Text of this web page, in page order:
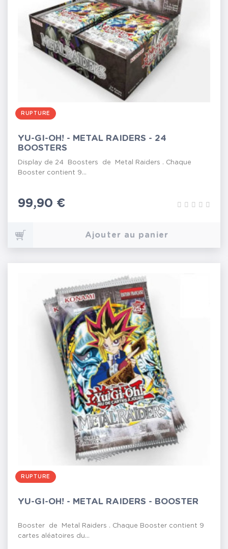
RUPTURE
YU-GI-OH! - METAL RAIDERS - 24
BOOSTERS
Display de 24 Boosters de Metal Raiders . Chaque
Booster contient 9...
Prix
99,90 €
Ajouter au panier
RUPTURE
YU-GI-OH! - METAL RAIDERS - BOOSTER
Booster de Metal Raiders . Chaque Booster contient 9
cartes aléatoires du...